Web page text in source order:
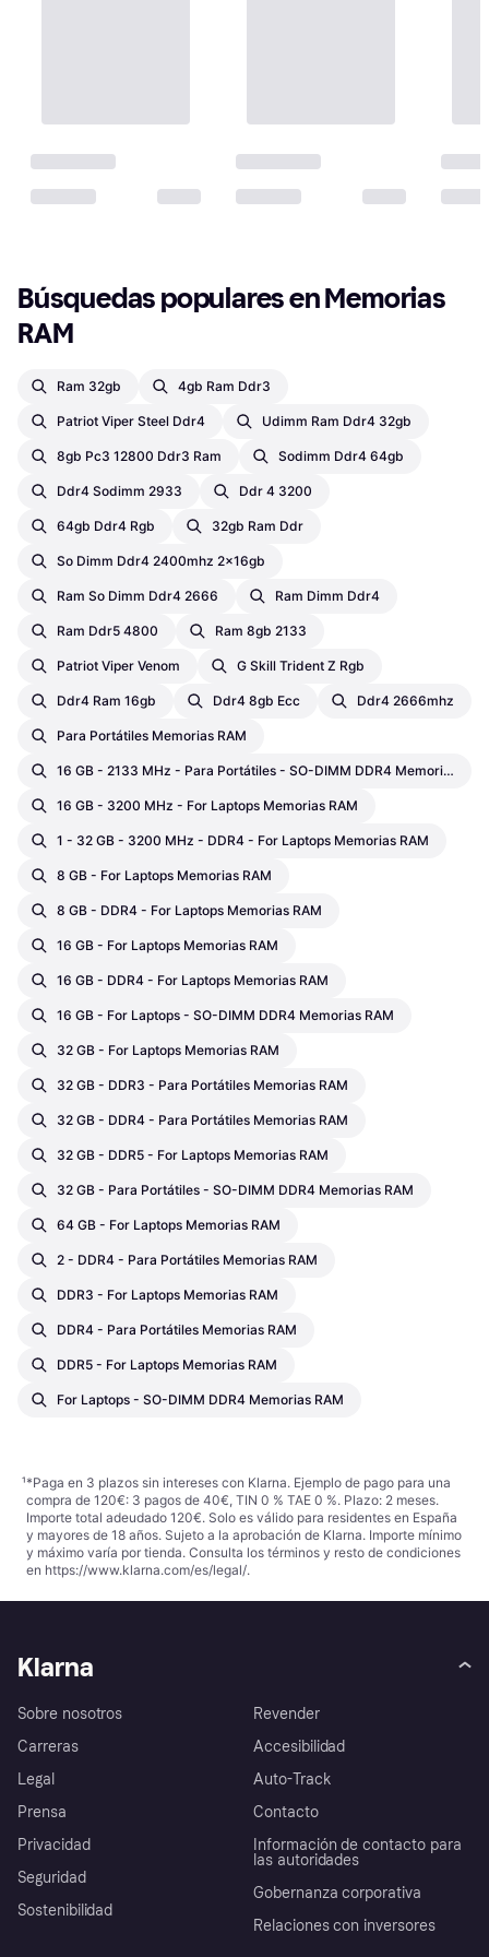
Búsquedas populares en Memorias
RAM
Ram 32gb 4gb Ram Ddr3
Patriot Viper Steel Ddr4 Udimm Ram Ddr4 32gb
8gb Pc3 12800 Ddr3 Ram Sodimm Ddr4 64gb
Ddr4 Sodimm 2933 Ddr 4 3200
64gb Ddr4 Rgb 32gb Ram Ddr
So Dimm Ddr4 2400mhz 2x16gb
Ram So Dimm Ddr4 2666 Ram Dimm Ddr4
Ram Ddr5 4800 Ram 8gb 2133
Patriot Viper Venom G Skill Trident Z Rgb
Ddr4 Ram 16gb Ddr4 8gb Ecc Ddr4 2666mhz
Para Portátiles Memorias RAM
16 GB - 2133 MHz - Para Portátiles - SO-DIMM DDR4 Memorias RAM
16 GB - 3200 MHz - For Laptops Memorias RAM
1 - 32 GB - 3200 MHz - DDR4 - For Laptops Memorias RAM
8 GB - For Laptops Memorias RAM
8 GB - DDR4 - For Laptops Memorias RAM
16 GB - For Laptops Memorias RAM
16 GB - DDR4 - For Laptops Memorias RAM
16 GB - For Laptops - SO-DIMM DDR4 Memorias RAM
32 GB - For Laptops Memorias RAM
32 GB - DDR3 - Para Portátiles Memorias RAM
32 GB - DDR4 - Para Portátiles Memorias RAM
32 GB - DDR5 - For Laptops Memorias RAM
32 GB - Para Portátiles - SO-DIMM DDR4 Memorias RAM
64 GB - For Laptops Memorias RAM
2 - DDR4 - Para Portátiles Memorias RAM
DDR3 - For Laptops Memorias RAM
DDR4 - Para Portátiles Memorias RAM
DDR5 - For Laptops Memorias RAM
For Laptops - SO-DIMM DDR4 Memorias RAM
¹*Paga en 3 plazos sin intereses con Klarna. Ejemplo de pago para una
compra de 120€: 3 pagos de 40€, TIN 0 % TAE 0 %. Plazo: 2 meses.
Importe total adeudado 120€. Solo es válido para residentes en España
y mayores de 18 años. Sujeto a la aprobación de Klarna. Importe mínimo
y máximo varía por tienda. Consulta los términos y resto de condiciones
en https://www.klarna.com/es/legal/.
Klarna
Sobre nosotros
Carreras
Legal
Prensa
Privacidad
Seguridad
Sostenibilidad
Revender
Accesibilidad
Auto-Track
Contacto
Información de contacto para
las autoridades
Gobernanza corporativa
Relaciones con inversores